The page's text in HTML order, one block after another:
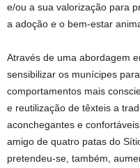
e/ou a sua valorização para
a adoção e o bem-estar
Através de uma abordagem
sensibilizar os munícipes
comportamentos mais
e reutilização de têxteis a
aconchegantes e
amigo de quatro patas do
pretendeu-se, também,